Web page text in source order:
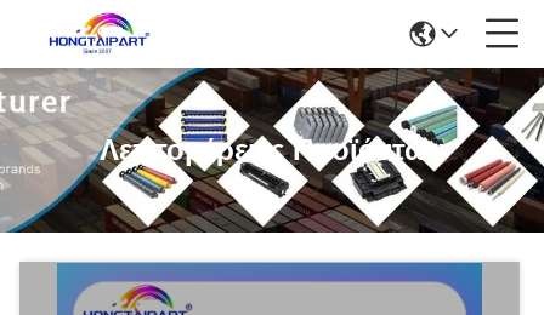
Λεπτομέρειες Προϊόντων